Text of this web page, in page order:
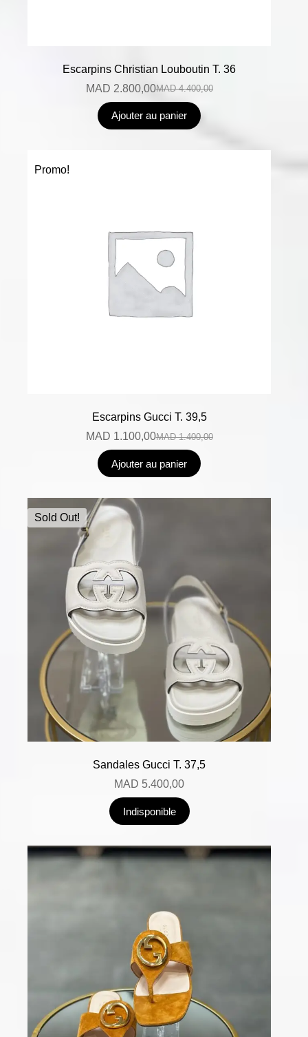
Escarpins Christian Louboutin T. 36
MAD4.400,00
MAD 2.800,00
Ajouter au panier
Promo!
Escarpins Gucci T. 39,5
MAD1.400,00
MAD 1.100,00
Ajouter au panier
Sold Out!
Sandales Gucci T. 37,5
MAD 5.400,00
Indisponible